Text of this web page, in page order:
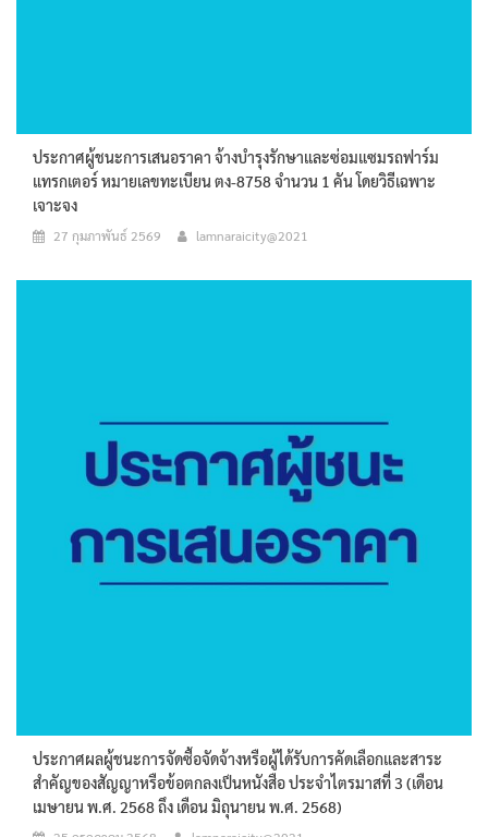
ประกาศผู้ชนะการเสนอราคา จ้างบำรุงรักษาและซ่อมแซมรถฟาร์ม
แทรกเตอร์ หมายเลขทะเบียน ตง-8758 จำนวน 1 คัน โดยวิธีเฉพาะ
เจาะจง
27 กุมภาพันธ์ 2569 lamnaraicity@2021
ประกาศผลผู้ชนะการจัดซื้อจัดจ้างหรือผู้ได้รับการคัดเลือกและสาระ
สำคัญของสัญญาหรือข้อตกลงเป็นหนังสือ ประจำไตรมาสที่ 3 (เดือน
เมษายน พ.ศ. 2568 ถึง เดือน มิถุนายน พ.ศ. 2568)